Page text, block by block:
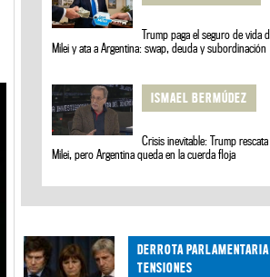
Trump paga el seguro de vida
Milei y ata a Argentina: swap, deuda y subordinación
ISMAEL BERMÚDEZ
Crisis inevitable: Trump
Milei, pero Argentina queda en la cuerda floja
DERROTA
TENSIONES